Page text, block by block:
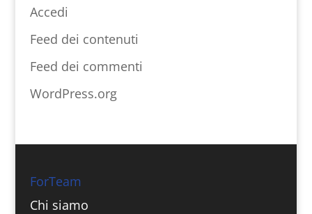
Accedi
Feed dei contenuti
Feed dei commenti
WordPress.org
ForTeam
Chi siamo